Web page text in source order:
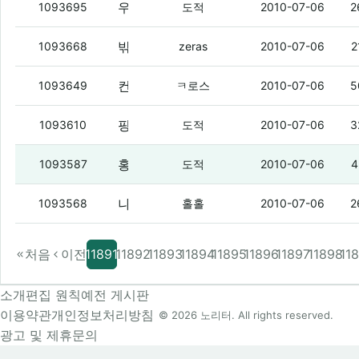
1093695 도적 2010-07-06
1093668 zeras 2010-07-06
1093649 ㅋ로스 2010-07-06
1093610 (8)
도적 2010-07-06
1093587 (5)
도적 2010-07-06
1093568 (3)
홀홀 2010-07-06
처음 이전1189111892118931189411895118961189711898
소개편집 원칙예전 게시판
이용약관개인정보처리방침
광고 및 제휴문의
© 2026 노리터. All rights reserved.